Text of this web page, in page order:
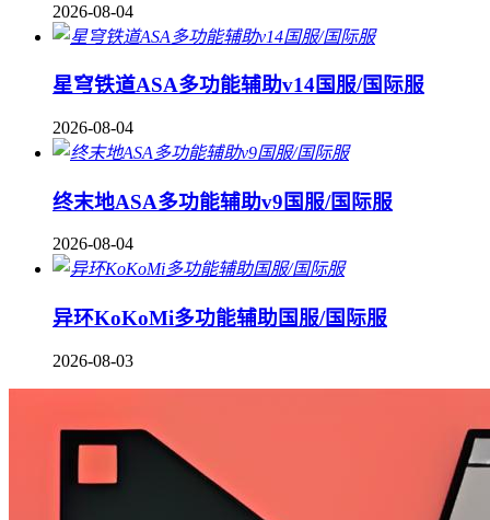
2026-08-04
星穹铁道ASA多功能辅助v14国服/国际服
2026-08-04
终末地ASA多功能辅助v9国服/国际服
2026-08-04
异环KoKoMi多功能辅助国服/国际服
2026-08-03